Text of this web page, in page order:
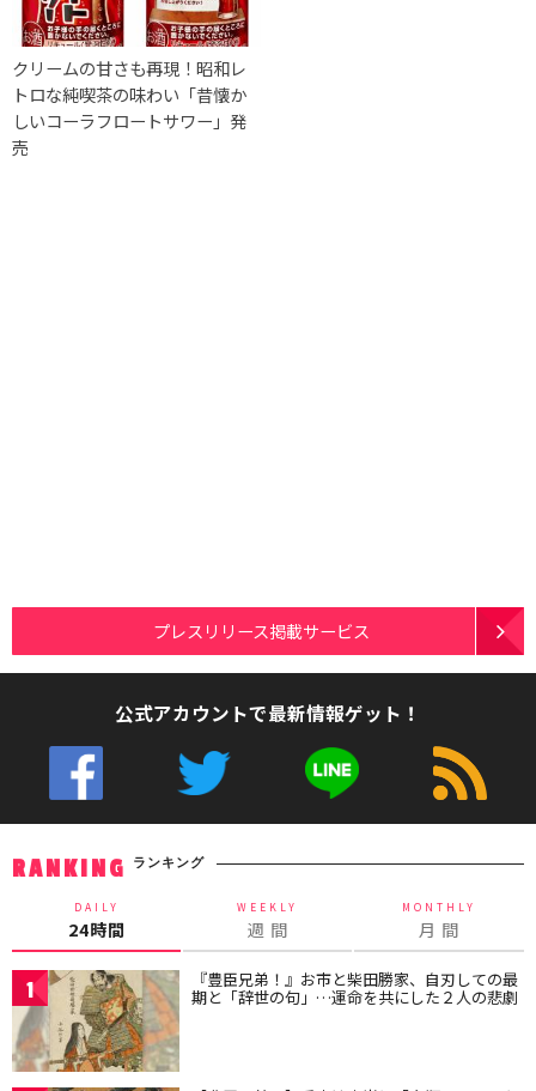
クリームの甘さも再現！昭和レ
トロな純喫茶の味わい「昔懐か
しいコーラフロートサワー」発
売
プレスリリース掲載サービス
公式アカウントで最新情報ゲット！
RANKING ランキング
DAILY
24時間
WEEKLY
週 間
MONTHLY
月 間
1 『豊臣兄弟！』お市と柴田勝家、自刃しての最
期と「辞世の句」…運命を共にした２人の悲劇